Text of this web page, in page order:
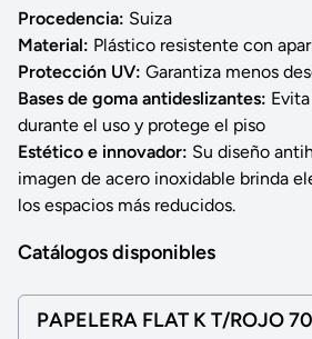
Procedencia: Suiza
Material: Plástico resistente con
Protección UV: Garantiza menos
Bases de goma antideslizantes:
durante el uso y protege el piso
Estético e innovador: Su diseño
imagen de acero inoxidable brinda
los espacios más reducidos.
Catálogos disponibles
PAPELERA FLAT K T/ROJO